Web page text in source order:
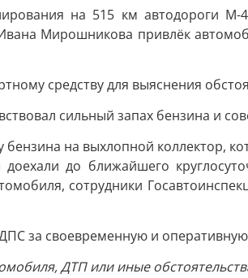
на 515 км автодороги
Мирошникова привлёк
средству для выяснения
сильный запах бензина и
на выхлопной коллектор,
до ближайшего
сотрудники
за своевременную и
ДТП или иные